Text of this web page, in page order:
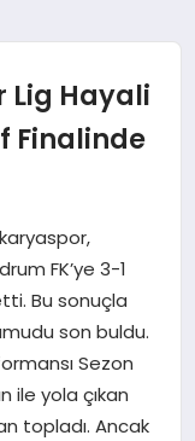
Lig Hayali
Finalinde
FK’ye 3-1
Bu sonuçla
son buldu.
Sezon
ile yola çıkan
topladı. Ancak